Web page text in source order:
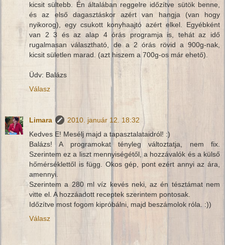
kicsit sültebb. Én általában reggelre időzítve sütök benne,
és az első dagasztáskor azért van hangja (van hogy
nyikorog), egy csukott konyhaajtó azért elkel. Egyébként
van 2 3 és az alap 4 órás programja is, tehát az idő
rugalmasan választható, de a 2 órás rövid a 900g-nak,
kicsit sületlen marad. (azt hiszem a 700g-os már ehető).
Üdv: Balázs
Válasz
Limara
2010. január 12. 18:32
Kedves E! Mesélj majd a tapasztalataidról! :)
Balázs! A programokat tényleg változtatja, nem fix.
Szerintem ez a liszt mennyiségétől, a hozzávalók és a külső
hőmérséklettől is függ. Okos gép, pont ezért annyi az ára,
amennyi.
Szerintem a 280 ml víz kevés neki, az én tésztámat nem
vitte el. A hozzáadott receptek szerintem pontosak.
Időzítve most fogom kipróbálni, majd beszámolok róla. :))
Válasz